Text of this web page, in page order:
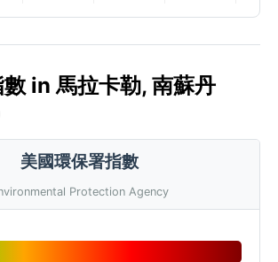
in 馬拉卡勒, 南蘇丹
美國環保署指數
Protection Agency